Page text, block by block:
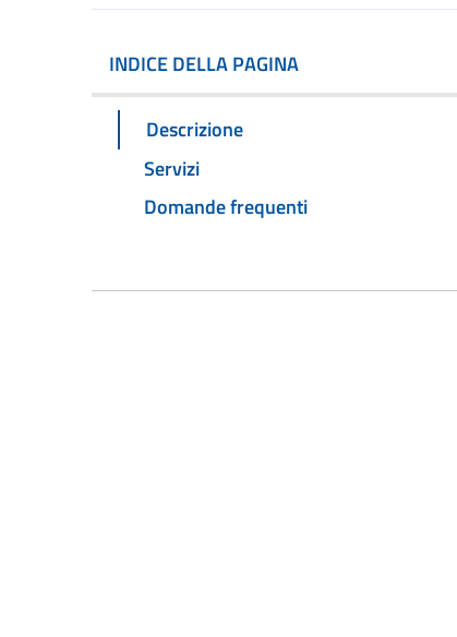
INDICE DELLA PAGINA
Descrizione
Servizi
Domande frequenti